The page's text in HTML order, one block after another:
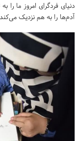
دنیای فردگرای امروز ما
آدم‌ها را به هم نزدیک